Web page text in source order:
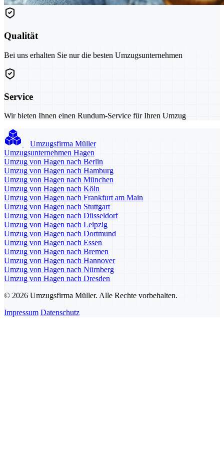
Qualität
Bei uns erhalten Sie nur die besten Umzugsunternehmen
Service
Wir bieten Ihnen einen Rundum-Service für Ihren Umzug
Umzugsfirma Müller
Umzugsunternehmen Hagen
Umzug von Hagen nach Berlin
Umzug von Hagen nach Hamburg
Umzug von Hagen nach München
Umzug von Hagen nach Köln
Umzug von Hagen nach Frankfurt am Main
Umzug von Hagen nach Stuttgart
Umzug von Hagen nach Düsseldorf
Umzug von Hagen nach Leipzig
Umzug von Hagen nach Dortmund
Umzug von Hagen nach Essen
Umzug von Hagen nach Bremen
Umzug von Hagen nach Hannover
Umzug von Hagen nach Nürnberg
Umzug von Hagen nach Dresden
© 2026 Umzugsfirma Müller. Alle Rechte vorbehalten.
Impressum Datenschutz